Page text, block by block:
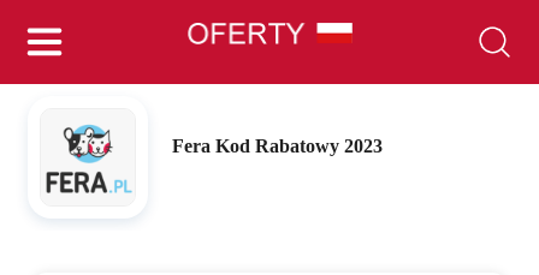
Fera Kod Rabatowy 2023